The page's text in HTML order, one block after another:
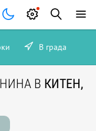
В града
В КИТЕН,